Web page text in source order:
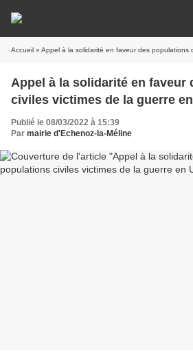
Accueil » Appel à la solidarité en faveur des populations civiles
Appel à la solidarité en faveur
civiles victimes de la guerre
Publié le 08/03/2022 à 15:39
Par mairie d'Echenoz-la-Méline